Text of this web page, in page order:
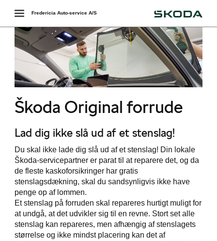
= højere
Toggle
navigation
Fredericia Auto-service A/S
Škoda Original forrude
Lad dig ikke slå ud af et stenslag!
Du skal ikke lade dig slå ud af et stenslag! Din lokale
Škoda-servicepartner er parat til at reparere det, og da
de fleste kaskoforsikringer har gratis
stenslagsdækning, skal du sandsynligvis ikke have
penge op af lommen.
Et stenslag på forruden skal repareres hurtigt muligt for
at undgå, at det udvikler sig til en revne. Stort set alle
stenslag kan repareres, men afhængig af stenslagets
størrelse og ikke mindst placering kan det af